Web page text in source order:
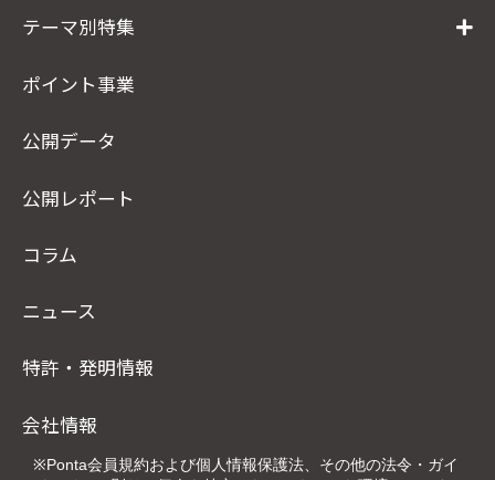
テーマ別特集
ポイント事業
公開データ
公開レポート
コラム
ニュース
特許・発明情報
会社情報
※Ponta会員規約および個人情報保護法、その他の法令・ガイ